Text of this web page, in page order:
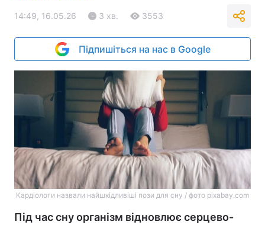
14:49, 16.05.26 3 хв. 3553
Підпишіться на нас в Google
Кардіологи назвали найшкідливіші пози для сну / фото pixabay.com
Під час сну організм відновлює серцево-